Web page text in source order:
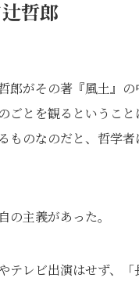
哲郎
郎がその著『風土』
ごとを観るというこ
ものなのだと、哲学
の主義があった。
テレビ出演はせず、